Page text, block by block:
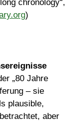
chronology“,
)
„80 Jahre
– sie
plausible,
aber